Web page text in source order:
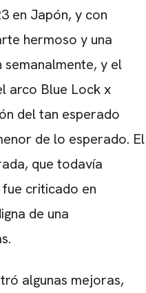
en Japón, y con
hermoso y una
y el
arco Blue Lock x
del tan esperado
de lo esperado. El
que todavía
criticado en
de una
algunas mejoras,